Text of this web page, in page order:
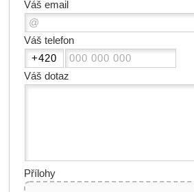
Váš email
Váš telefon
Váš dotaz
Přílohy